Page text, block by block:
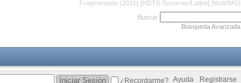
Fragmentado (2016) [HDTS-Screener/Latino] [Multi/MG]
Buscar
Búsqueda Avanzada
Registrarse
Ayuda
¿Recordarme?